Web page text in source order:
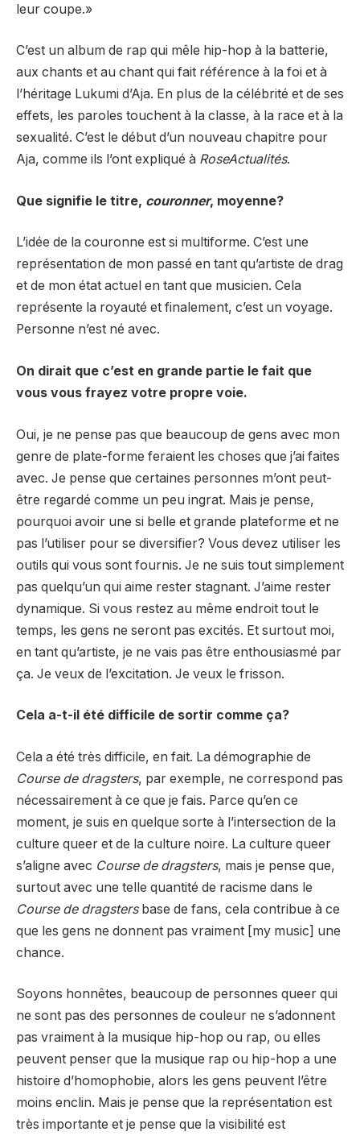
leur coupe.»
C’est un album de rap qui mêle hip-hop à la batterie,
aux chants et au chant qui fait référence à la foi et à
l’héritage Lukumi d’Aja. En plus de la célébrité et de ses
effets, les paroles touchent à la classe, à la race et à la
sexualité. C’est le début d’un nouveau chapitre pour
Aja, comme ils l’ont expliqué à RoseActualités.
Que signifie le titre, couronner, moyenne?
L’idée de la couronne est si multiforme. C’est une
représentation de mon passé en tant qu’artiste de drag
et de mon état actuel en tant que musicien. Cela
représente la royauté et finalement, c’est un voyage.
Personne n’est né avec.
On dirait que c’est en grande partie le fait que
vous vous frayez votre propre voie.
Oui, je ne pense pas que beaucoup de gens avec mon
genre de plate-forme feraient les choses que j’ai faites
avec. Je pense que certaines personnes m’ont peut-
être regardé comme un peu ingrat. Mais je pense,
pourquoi avoir une si belle et grande plateforme et ne
pas l’utiliser pour se diversifier? Vous devez utiliser les
outils qui vous sont fournis. Je ne suis tout simplement
pas quelqu’un qui aime rester stagnant. J’aime rester
dynamique. Si vous restez au même endroit tout le
temps, les gens ne seront pas excités. Et surtout moi,
en tant qu’artiste, je ne vais pas être enthousiasmé par
ça. Je veux de l’excitation. Je veux le frisson.
Cela a-t-il été difficile de sortir comme ça?
Cela a été très difficile, en fait. La démographie de
Course de dragsters, par exemple, ne correspond pas
nécessairement à ce que je fais. Parce qu’en ce
moment, je suis en quelque sorte à l’intersection de la
culture queer et de la culture noire. La culture queer
s’aligne avec Course de dragsters, mais je pense que,
surtout avec une telle quantité de racisme dans le
Course de dragstersbase de fans, cela contribue à ce
que les gens ne donnent pas vraiment [my music] une
chance.
Soyons honnêtes, beaucoup de personnes queer qui
ne sont pas des personnes de couleur ne s’adonnent
pas vraiment à la musique hip-hop ou rap, ou elles
peuvent penser que la musique rap ou hip-hop a une
histoire d’homophobie, alors les gens peuvent l’être
moins enclin. Mais je pense que la représentation est
très importante et je pense que la visibilité est